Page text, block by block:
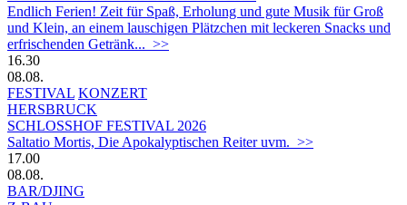
Endlich Ferien! Zeit für Spaß, Erholung und gute Musik für Groß
und Klein, an einem lauschigen Plätzchen mit leckeren Snacks und
erfrischenden Getränk... >>
16.30
08.08.
FESTIVAL KONZERT
HERSBRUCK
SCHLOSSHOF FESTIVAL 2026
Saltatio Mortis, Die Apokalyptischen Reiter uvm. >>
17.00
08.08.
BAR/DJING